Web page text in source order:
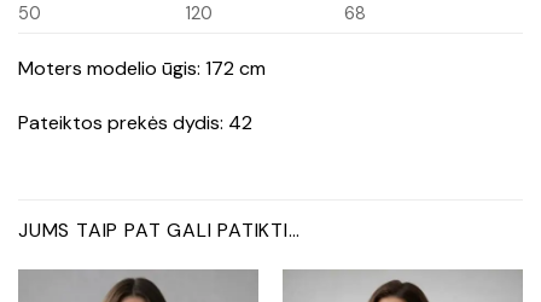
50
120 68
Moters modelio ūgis: 172 cm
Pateiktos prekės dydis: 42
JUMS TAIP PAT GALI PATIKTI…